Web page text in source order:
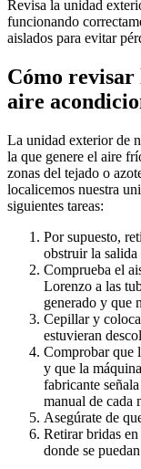
Revisa la unidad
funcionando
aislados para evitar
Cómo
aire
La unidad exterior de
la que genere el aire
zonas del tejado o
localicemos nuestra
siguientes tareas:
Por supuesto,
obstruir la salida
Comprueba el
Lorenzo a las
generado y que
Cepillar y
estuvieran
Comprobar que
y que la
fabricante
manual de cada
Asegúrate de
Retirar bridas
donde se